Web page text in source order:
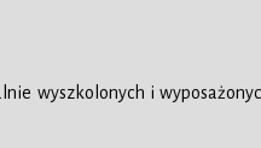
wyszkolonych i